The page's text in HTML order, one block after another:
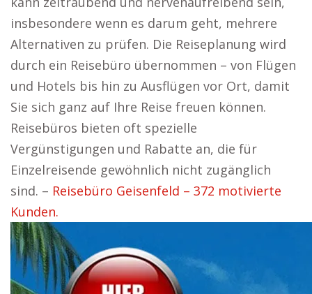
insbesondere wenn es darum geht, mehrere
Alternativen zu prüfen. Die Reiseplanung wird
durch ein Reisebüro übernommen – von Flügen
und Hotels bis hin zu Ausflügen vor Ort, damit
Sie sich ganz auf Ihre Reise freuen können.
Reisebüros bieten oft spezielle
Vergünstigungen und Rabatte an, die für
Einzelreisende gewöhnlich nicht zugänglich
sind. – Reisebüro Geisenfeld – 372 motivierte
Kunden.